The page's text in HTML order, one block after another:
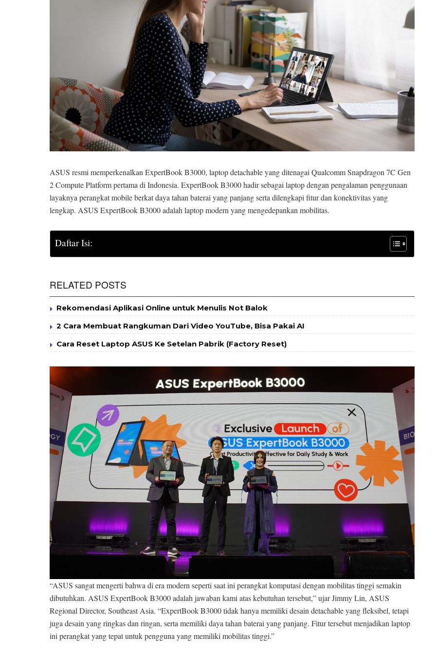
ASUS resmi memperkenalkan ExpertBook B3000, laptop detachable yang ditenagai Qualcomm Snapdragon 7C Gen
2 Compute Platform pertama di Indonesia. ExpertBook B3000 hadir sebagai laptop dengan pengalaman penggunaan
layaknya perangkat mobile berkat daya tahan baterai yang panjang serta dilengkapi fitur dan konektivitas yang
lengkap. ASUS ExpertBook B3000 adalah laptop modern yang mengedepankan mobilitas.
Daftar Isi:
RELATED POSTS
Rekomendasi Aplikasi Online untuk Menulis Not Balok
2 Cara Membuat Rangkuman Dari Video YouTube, Bisa Pakai AI
Cara Reset Laptop ASUS Ke Setelan Pabrik (Factory Reset)
“ASUS sangat mengerti bahwa di era modern seperti saat ini perangkat komputasi dengan mobilitas tinggi semakin
dibutuhkan. ASUS ExpertBook B3000 adalah jawaban kami atas kebutuhan tersebut,” ujar Jimmy Lin, ASUS
Regional Director, Southeast Asia. “ExpertBook B3000 tidak hanya memiliki desain detachable yang fleksibel, tetapi
juga desain yang ringkas dan ringan, serta memiliki daya tahan baterai yang panjang. Fitur tersebut menjadikan laptop
ini perangkat yang tepat untuk pengguna yang memiliki mobilitas tinggi.”